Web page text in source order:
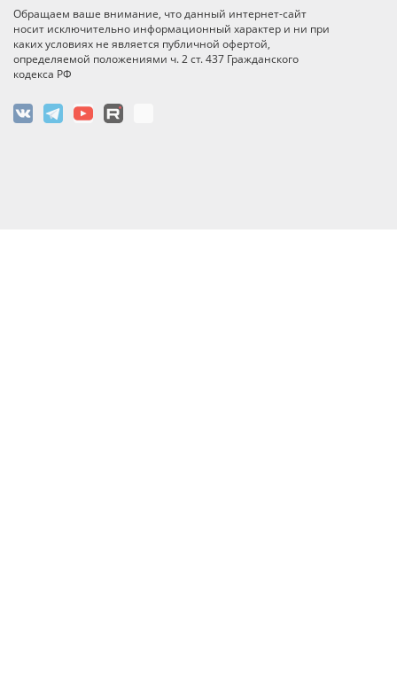
Обращаем ваше внимание, что данный интернет-сайт
носит исключительно информационный характер и ни при
каких условиях не является публичной офертой,
определяемой положениями ч. 2 ст. 437 Гражданского
кодекса РФ